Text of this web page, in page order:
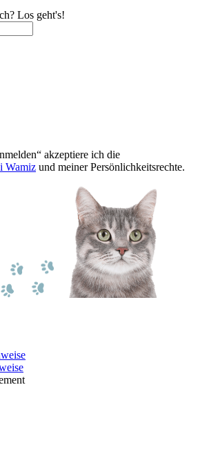
Los geht's!
akzeptiere ich die
Wamiz und meiner Persönlichkeitsrechte.